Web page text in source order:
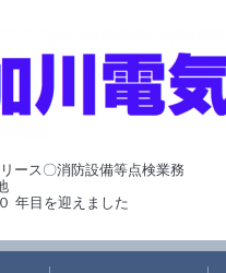
ース〇消防設備等点検業務
年目を迎えました